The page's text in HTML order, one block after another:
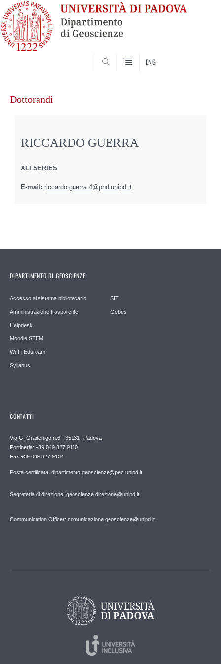
ENG
contenuto
Dottorandi
RICCARDO GUERRA
XLI SERIES
E-mail: riccardo.guerra.4@phd.unipd.it
DIPARTIMENTO DI GEOSCIENZE
Accesso al sistema bibliotecario
Amministrazione trasparente
Helpdesk
Moodle STEM
Wi-Fi Eduroam
Syllabus
SIT
Gebes
CONTATTI
Via G. Gradenigo n.6 - 35131- Padova
Portineria: +39 049 827 9110
Fax +39 049 827 9134
Posta certificata: dipartimento.geoscienze@pec.unipd.it
Segreteria di direzione: geoscienze.direzione@unipd.it
Communication Officer: comunicazione.geoscienze@unipd.it